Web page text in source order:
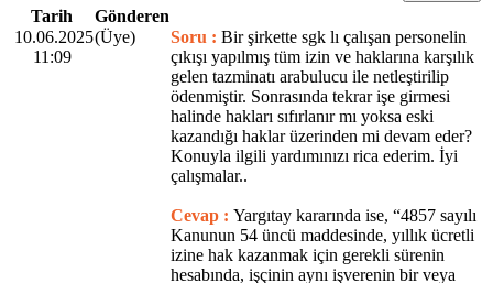
Tarih
Gönderen
10.06.2025
11:09
(Üye) Soru : Bir şirkette sgk lı çalışan personelin
çıkışı yapılmış tüm izin ve haklarına karşılık
gelen tazminatı arabulucu ile netleştirilip
ödenmiştir. Sonrasında tekrar işe girmesi
halinde hakları sıfırlanır mı yoksa eski
kazandığı haklar üzerinden mi devam eder?
Konuyla ilgili yardımınızı rica ederim. İyi
çalışmalar..
Cevap : Yargıtay kararında ise, “4857 sayılı
Kanunun 54 üncü maddesinde, yıllık ücretli
izine hak kazanmak için gerekli sürenin
hesabında, işçinin aynı işverenin bir veya